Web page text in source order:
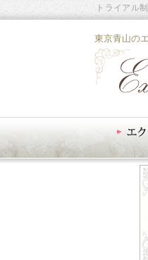
東京青山の
トライアル
エクセレ